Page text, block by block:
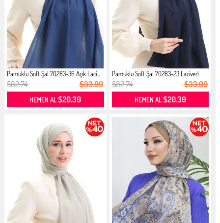
Pamuklu Soft Şal 70283-36 Açık Laci...
$82.74 $33.99
HEMEN AL$20.39
Pamuklu Soft Şal 70283-23 Lacivert
$82.74 $33.99
HEMEN AL$20.39